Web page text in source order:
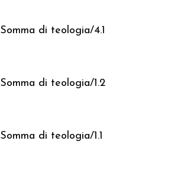
Somma di teologia/4.1
Somma di teologia/1.2
Somma di teologia/1.1